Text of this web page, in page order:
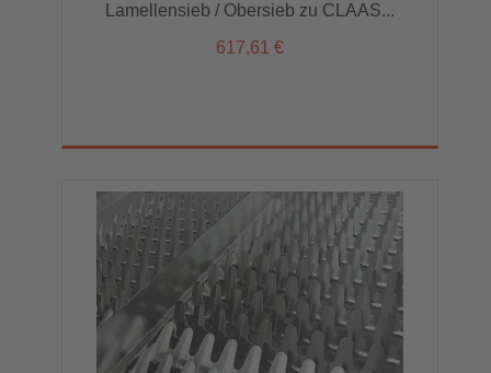
Lamellensieb / Obersieb zu CLAAS...
617,61 €